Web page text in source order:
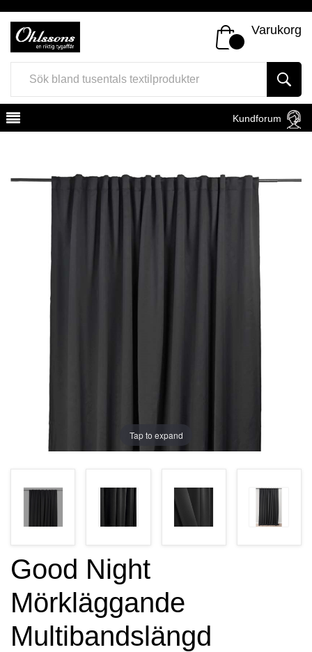
Varukorg
Kundforum
Tap to expand
Good Night
Mörkläggande
Multibandslängd